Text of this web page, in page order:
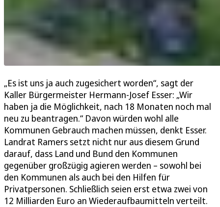
„Es ist uns ja auch zugesichert worden“, sagt der
Kaller Bürgermeister Hermann-Josef Esser: „Wir
haben ja die Möglichkeit, nach 18 Monaten noch mal
neu zu beantragen.“ Davon würden wohl alle
Kommunen Gebrauch machen müssen, denkt Esser.
Landrat Ramers setzt nicht nur aus diesem Grund
darauf, dass Land und Bund den Kommunen
gegenüber großzügig agieren werden – sowohl bei
den Kommunen als auch bei den Hilfen für
Privatpersonen. Schließlich seien erst etwa zwei von
12 Milliarden Euro an Wiederaufbaumitteln verteilt.